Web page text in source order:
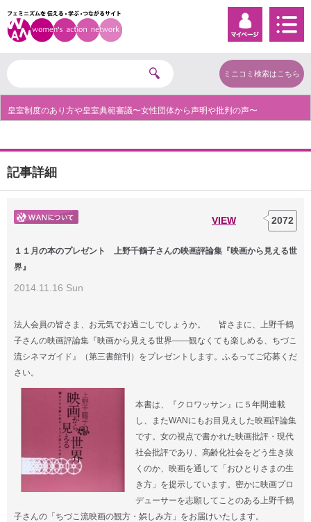
ミニコミ検索はこちら
皇室制度のあり方や皇室典範審議〜女性団体から声明や批判の声〜
記事詳細
VIEW 2072
１１月の本のプレゼント 上野千鶴子さんの映画評論集『映画から見える世
界』
2014.11.16 Sun
法人会員の皆さま、お元気でお過ごしでしょうか。 皆さまに、上野千鶴
子さんの映画評論集『映画から見える世界——観なくても楽しめる、ちづこ
流シネマガイド』（第三書館刊）をプレゼントします。ふるってご応募くだ
さい。
本書は、『クロワッサン』に５年間連載
し、またWANにもお目見えした映画評論集
です。女の視点で書かれた映画批評・現代
社会批評であり、高齢化社会をどう生き抜
くのか、映画を通して「おひとりさまの生
き方」を提示しています。密かに映画プロ
デューサーを志願してことのある上野千鶴
子さんの「ちづこ流映画の観方・娯しみ方」をお届けいたします。